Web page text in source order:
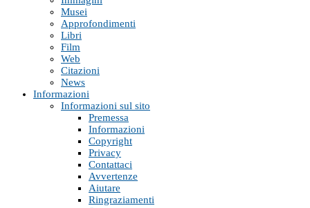
Musei
Approfondimenti
Libri
Film
Web
Citazioni
News
Informazioni
Informazioni sul sito
Premessa
Informazioni
Copyright
Privacy
Contattaci
Avvertenze
Aiutare
Ringraziamenti